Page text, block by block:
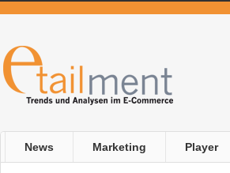
News Marketing Player